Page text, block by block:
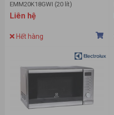
EMM20K18GWI (20 lít)
Liên hệ
Hết hàng